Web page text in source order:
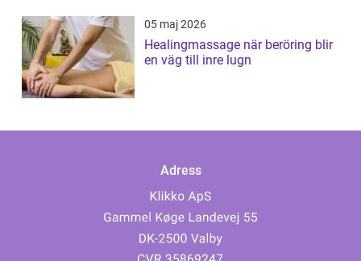
05 maj 2026
Healingmassage när beröring blir
en väg till inre lugn
Adress